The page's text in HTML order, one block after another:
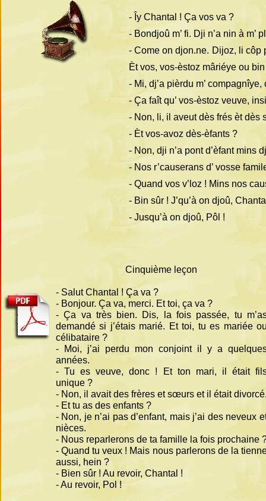
- Îy Chantal ! Ça vos va ?
-Bondjoû m’ fi. Dji n’a nin à m’
- Come on djon.ne. Dijoz, li côp
Èt vos, vos-èstoz mâriéye ou
- Mi, dj’a pièrdu m’
-Ça faît qu’ vos-èstoz veuve,
- Non, li, il aveut dès frés èt dès
- Èt vos-avoz dès-èfants ?
- Non, dji n’a pont d’èfant mins
- Nos r’causerans d’ vosse
- Quand vos v’loz ! Mins nos
- Bin sûr ! J’qu’à on djoû,
- Jusqu’à on djoû, Pôl !
Cinquième leçon
- Salut Chantal ! Ça va ?
- Bonjour. Ça va, merci. Et toi, ça va ?
- Ça va très bien. Dis, la fois passée, tu
demandé si j’étais marié. Et toi, tu es mariée
célibataire ?
- Moi, j’ai perdu mon conjoint il y a
années.
- Tu es veuve, donc ! Et ton mari, il était
unique ?
- Non, il avait des frères et sœurs et il était
- Et tu as des enfants ?
- Non, je n’ai pas d’enfant, mais j’ai des neveux
nièces.
- Nous reparlerons de ta famille la fois prochaine
- Quand tu veux ! Mais nous parlerons de la
aussi, hein ?
- Bien sûr ! Au revoir, Chantal !
-Au revoir, Pol !